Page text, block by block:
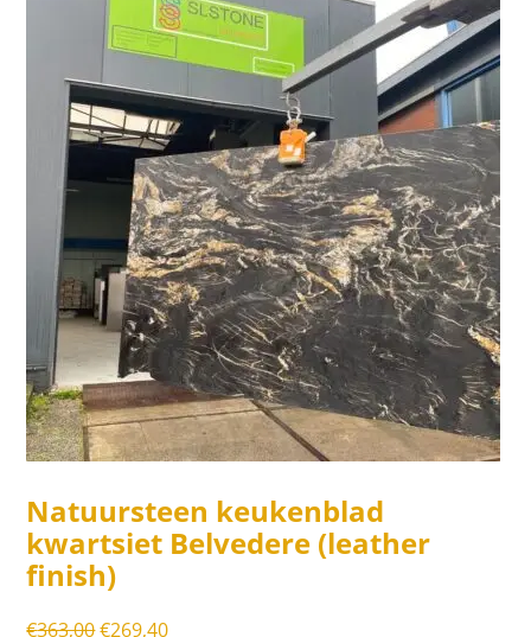
Natuursteen keukenblad
kwartsiet Belvedere (leather
finish)
€363,00Oorspronkelijke
€269,40Huidige